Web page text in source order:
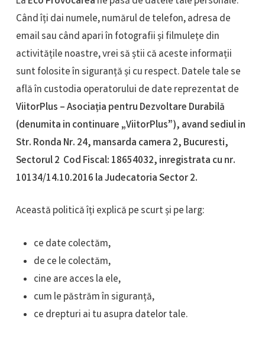
Când îți dai numele, numărul de telefon, adresa de
email sau când apari în fotografii și filmulețe din
activitățile noastre, vrei să știi că aceste informații
sunt folosite în siguranță și cu respect. Datele tale se
află în custodia operatorului de date reprezentat de
ViitorPlus – Asociația pentru Dezvoltare Durabilă
(denumita in continuare „ViitorPlus”), avand sediul in
Str. Ronda Nr. 24, mansarda camera 2, Bucuresti,
Sectorul 2 Cod Fiscal: 18654032, inregistrata cu nr.
10134/14.10.2016 la Judecatoria Sector 2.
Această politică îți explică pe scurt și pe larg:
ce date colectăm,
de ce le colectăm,
cine are acces la ele,
cum le păstrăm în siguranță,
ce drepturi ai tu asupra datelor tale.